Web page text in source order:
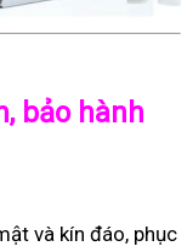
bảo hành
và kín đáo, phục